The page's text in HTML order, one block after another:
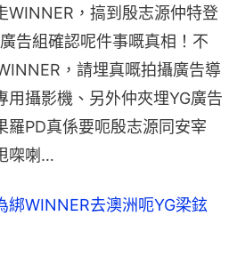
WINNER，搞到殷志源仲特登
告組確認呢件事嘅真相！不
，請埋真嘅拍攝廣告導
用攝影機、另外仲夾埋YG廣告
羅PD真係要呃殷志源同安宰
㗎喇…
綁WINNER去澳洲呃YG梁鉉